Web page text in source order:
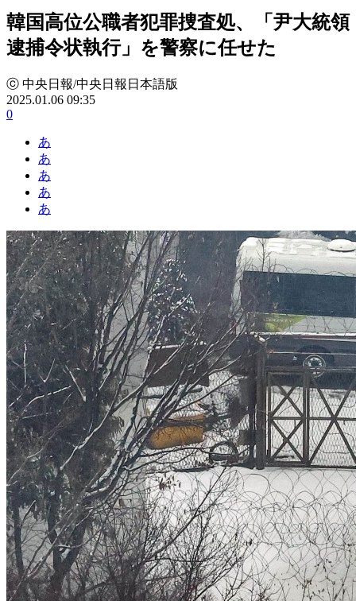
韓国高位公職者犯罪捜査処、「尹大統領
逮捕令状執行」を警察に任せた
ⓒ 中央日報/中央日報日本語版
2025.01.06 09:35
0
あ
あ
あ
あ
あ